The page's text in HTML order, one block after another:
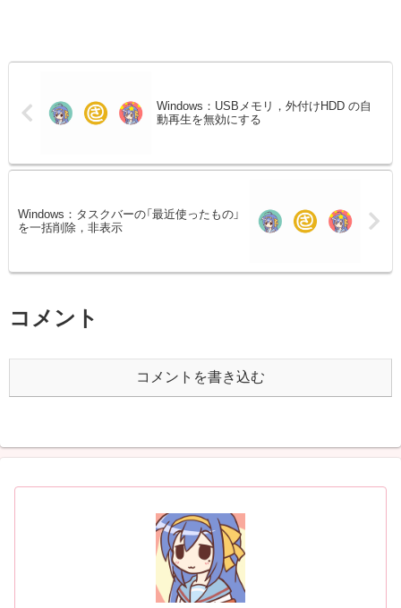
Windows：USBメモリ，外付けHDD の自
動再生を無効にする
Windows：タスクバーの「最近使ったもの」
を一括削除，非表示
コメント
コメントを書き込む